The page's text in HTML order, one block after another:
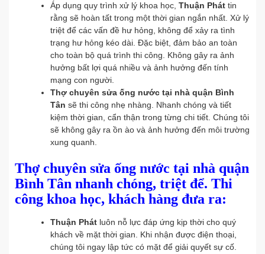
Áp dụng quy trình xử lý khoa học, Thuận Phát tin
rằng sẽ hoàn tất trong một thời gian ngắn nhất. Xử lý
triệt để các vấn đề hư hỏng, không để xảy ra tình
trạng hư hỏng kéo dài. Đặc biệt, đảm bảo an toàn
cho toàn bộ quá trình thi công. Không gây ra ảnh
hưởng bất lợi quá nhiều và ảnh hưởng đến tính
mạng con người.
Thợ chuyên sửa ống nước tại nhà quận Bình
Tân sẽ thi công nhẹ nhàng. Nhanh chóng và tiết
kiệm thời gian, cẩn thận trong từng chi tiết. Chúng tôi
sẽ không gây ra ồn ào và ảnh hưởng đến môi trường
xung quanh.
Thợ chuyên sửa ống nước tại nhà quận
Bình Tân nhanh chóng, triệt để. Thi
công khoa học, khách hàng đưa ra:
Thuận Phát luôn nỗ lực đáp ứng kịp thời cho quý
khách về mặt thời gian. Khi nhận được điện thoại,
chúng tôi ngay lập tức có mặt để giải quyết sự cố.